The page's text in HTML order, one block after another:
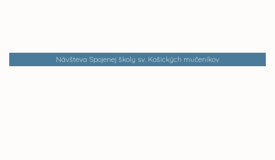
Návšteva Spojenej školy sv. Košických mučeníkov